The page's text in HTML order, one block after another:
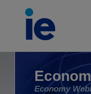
Economy